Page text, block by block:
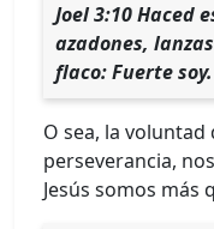
Joel 3:10 Haced
azadones,
flaco: Fuerte soy.
O sea, la
perseverancia,
Jesús somos más